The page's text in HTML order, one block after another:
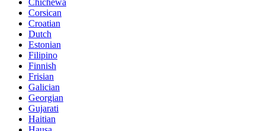
Corsican
Croatian
Dutch
Estonian
Filipino
Finnish
Frisian
Galician
Georgian
Gujarati
Haitian